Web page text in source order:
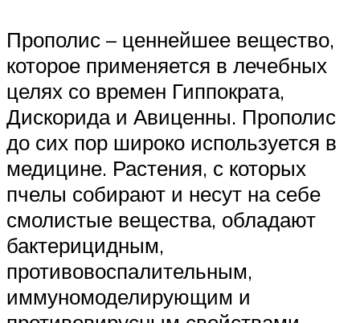
Прополис – ценнейшее вещество,
которое применяется в лечебных
целях со времен Гиппократа,
Дискорида и Авиценны. Прополис
до сих пор широко используется в
медицине. Растения, с которых
пчелы собирают и несут на себе
смолистые вещества, обладают
бактерицидным,
противовоспалительным,
иммуномоделирующим и